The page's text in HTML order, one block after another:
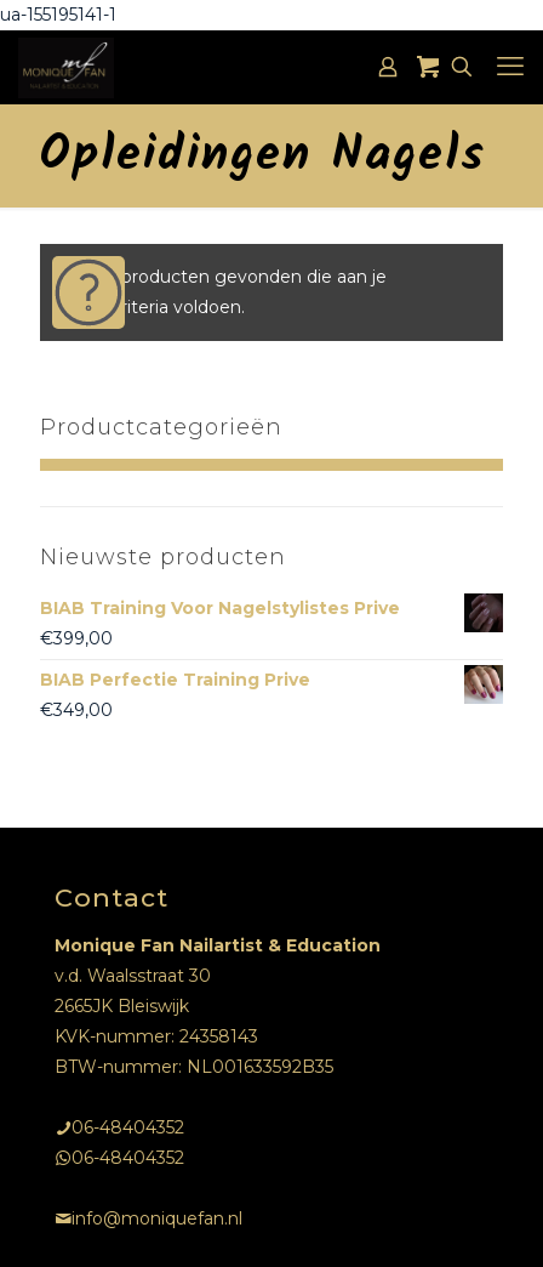
ua-155195141-1
Opleidingen Nagels
Geen producten gevonden die aan je
zoekcriteria voldoen.
Productcategorieën
Nieuwste producten
BIAB Training Voor Nagelstylistes Prive
€399,00
BIAB Perfectie Training Prive
€349,00
Contact
Monique Fan Nailartist & Education
v.d. Waalsstraat 30
2665JK Bleiswijk
KVK-nummer: 24358143
BTW-nummer: NL001633592B35
06-48404352
06-48404352
info@moniquefan.nl